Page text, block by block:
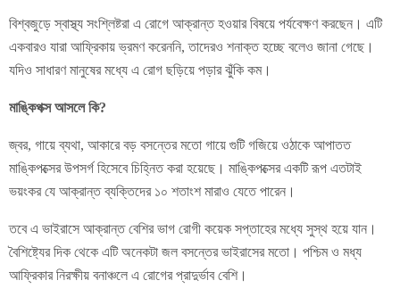
বিশ্বজুড়ে স্বাস্থ্য সংশ্লিষ্টরা এ রোগে আক্রান্ত হওয়ার বিষয়ে পর্যবেক্ষণ করছেন। এটি
একবারও যারা আফ্রিকায় ভ্রমণ করেননি, তাদেরও শনাক্ত হচ্ছে বলেও জানা গেছে।
যদিও সাধারণ মানুষের মধ্যে এ রোগ ছড়িয়ে পড়ার ঝুঁকি কম।
মাঙ্কিপক্স আসলে কি?
জ্বর, গায়ে ব্যথা, আকারে বড় বসন্তের মতো গায়ে গুটি গজিয়ে ওঠাকে আপাতত
মাঙ্কিপক্সের উপসর্গ হিসেবে চিহ্নিত করা হয়েছে। মাঙ্কিপক্সের একটি রূপ এতটাই
ভয়ংকর যে আক্রান্ত ব্যক্তিদের ১০ শতাংশ মারাও যেতে পারেন।
তবে এ ভাইরাসে আক্রান্ত বেশির ভাগ রোগী কয়েক সপ্তাহের মধ্যে সুস্থ হয়ে যান।
বৈশিষ্ট্যের দিক থেকে এটি অনেকটা জল বসন্তের ভাইরাসের মতো। পশ্চিম ও মধ্য
আফ্রিকার নিরক্ষীয় বনাঞ্চলে এ রোগের প্রাদুর্ভাব বেশি।